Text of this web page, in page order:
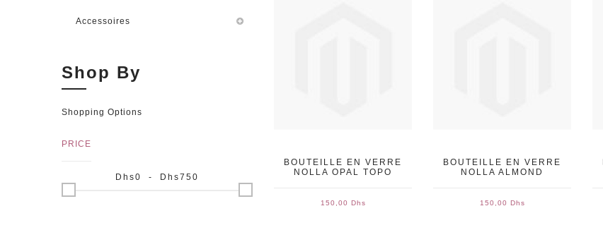
BOUTEILLE EN VERRE
NOLLA OPAL TOPO
150,00 Dhs
BOUTEILLE EN VERRE
NOLLA ALMOND
150,00 Dhs
Accessoires
Shop By
Shopping Options
PRICE
Dhs0 - Dhs750